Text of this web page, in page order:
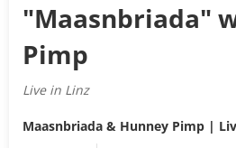
"Maasnbriada"
Pimp
Live in Linz
Maasnbriada & Hunney Pimp |